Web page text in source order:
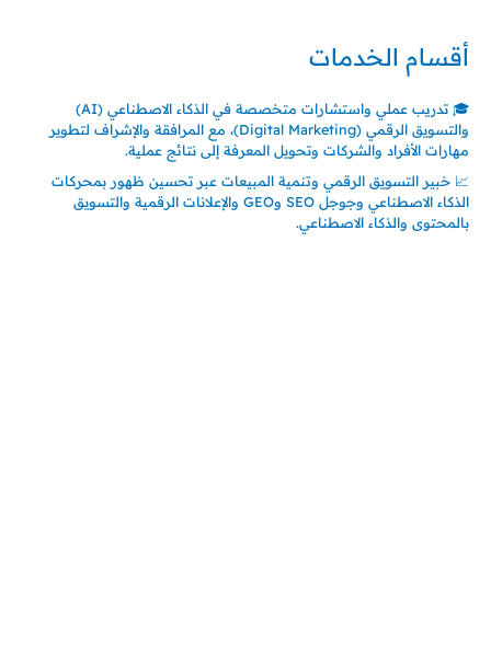
أقسام الخدمات
🎓 تدريب عملي واستشارات متخصصة في الذكاء الاصطناعي (AI)
والتسويق الرقمي (Digital Marketing)، مع المرافقة والإشراف لتطوير
مهارات الأفراد والشركات وتحويل المعرفة إلى نتائج عملية.
📈 خبير التسويق الرقمي وتنمية المبيعات عبر تحسين ظهور بمحركات
الذكاء الاصطناعي وجوجل SEO وGEO والإعلانات الرقمية والتسويق
بالمحتوى والذكاء الاصطناعي.